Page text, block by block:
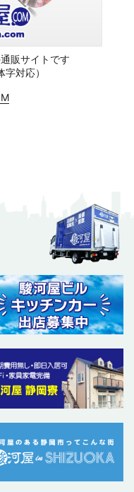
販サイトです
字対応）